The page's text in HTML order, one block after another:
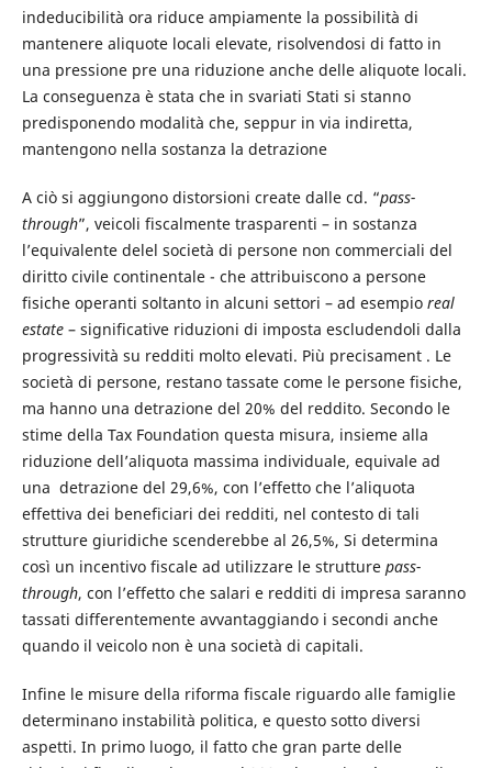
indeducibilità ora riduce ampiamente la possibilità di
mantenere aliquote locali elevate, risolvendosi di fatto in
una pressione pre una riduzione anche delle aliquote locali.
La conseguenza è stata che in svariati Stati si stanno
predisponendo modalità che, seppur in via indiretta,
mantengono nella sostanza la detrazione
A ciò si aggiungono distorsioni create dalle cd. “pass-
through”, veicoli fiscalmente trasparenti – in sostanza
l’equivalente delel società di persone non commerciali del
diritto civile continentale - che attribuiscono a persone
fisiche operanti soltanto in alcuni settori – ad esempio real
estate– significative riduzioni di imposta escludendoli dalla
progressività su redditi molto elevati. Più precisament . Le
società di persone, restano tassate come le persone fisiche,
ma hanno una detrazione del 20% del reddito. Secondo le
stime della Tax Foundation questa misura, insieme alla
riduzione dell’aliquota massima individuale, equivale ad
una detrazione del 29,6%, con l’effetto che l’aliquota
effettiva dei beneficiari dei redditi, nel contesto di tali
strutture giuridiche scenderebbe al 26,5%, Si determina
così un incentivo fiscale ad utilizzare le strutture pass-
through, con l’effetto che salari e redditi di impresa saranno
tassati differentemente avvantaggiando i secondi anche
quando il veicolo non è una società di capitali.
Infine le misure della riforma fiscale riguardo alle famiglie
determinano instabilità politica, e questo sotto diversi
aspetti. In primo luogo, il fatto che gran parte delle